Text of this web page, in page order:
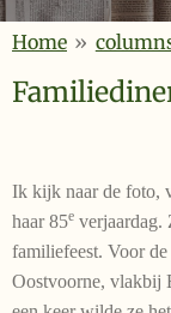
Home »
Ik kijk naar de foto,
haar 85e verjaardag.
familiefeest. Voor
Oostvoorne, vlakbij